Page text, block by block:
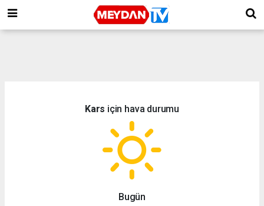
Kars için hava durumu
Bugün